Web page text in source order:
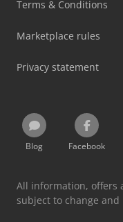
Terms & Conditions
Marketplace rules
Privacy statement
Blog Facebook
All information, offers
subject to change